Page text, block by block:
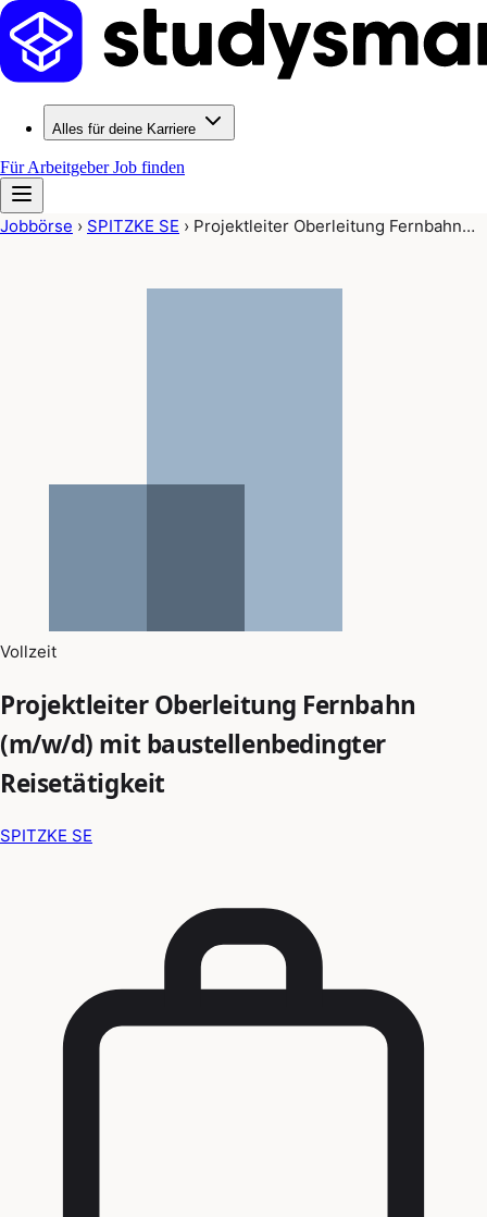
Alles für deine Karriere
Für ArbeitgeberJob finden
Jobbörse › SPITZKE SE › Projektleiter Oberleitung Fernbahn…
Vollzeit
Projektleiter Oberleitung Fernbahn
(m/w/d) mit baustellenbedingter
Reisetätigkeit
SPITZKE SE